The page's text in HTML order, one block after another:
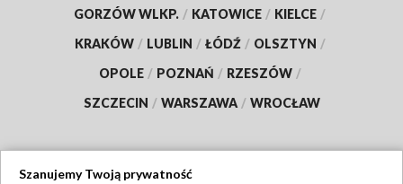
GORZÓW WLKP. / KATOWICE / KIELCE /
KRAKÓW / LUBLIN / ŁÓDŹ / OLSZTYN /
OPOLE / POZNAŃ / RZESZÓW /
SZCZECIN / WARSZAWA / WROCŁAW
Szanujemy Twoją prywatność